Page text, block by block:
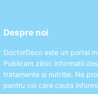
Despre noi
DoctorDeco este un portal
Publicam zilnic informatii
tratamente si nutritie. Ne
pentru cei care cauta